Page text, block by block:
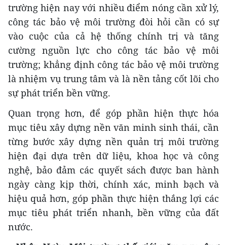
trường hiện nay với nhiều điểm nóng cần xử lý,
công tác bảo vệ môi trường đòi hỏi cần có sự
vào cuộc của cả hệ thống chính trị và tăng
cường nguồn lực cho công tác bảo vệ môi
trường; khẳng định công tác bảo vệ môi trường
là nhiệm vụ trung tâm và là nền tảng cốt lõi cho
sự phát triển bền vững.
Quan trọng hơn, để góp phần hiện thực hóa
mục tiêu xây dựng nền văn minh sinh thái, cần
từng bước xây dựng nền quản trị môi trường
hiện đại dựa trên dữ liệu, khoa học và công
nghệ, bảo đảm các quyết sách được ban hành
ngày càng kịp thời, chính xác, minh bạch và
hiệu quả hơn, góp phần thực hiện thắng lợi các
mục tiêu phát triển nhanh, bền vững của đất
nước.